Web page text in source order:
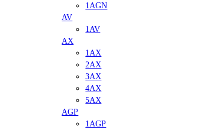
1AGN
AV
1AV
AX
1AX
2AX
3AX
4AX
5AX
AGP
1AGP